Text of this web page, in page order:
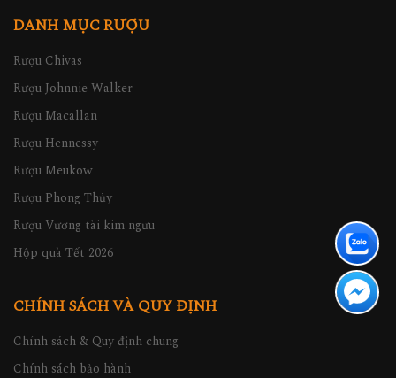
DANH MỤC RƯỢU
Rượu Chivas
Rượu Johnnie Walker
Rượu Macallan
Rượu Hennessy
Rượu Meukow
Rượu Phong Thủy
Rượu Vương tài kim ngưu
Hộp quà Tết 2026
CHÍNH SÁCH VÀ QUY ĐỊNH
Chính sách & Quy định chung
Chính sách bảo hành